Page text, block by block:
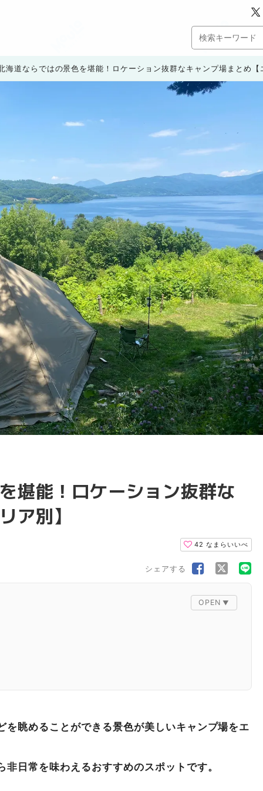
海道ならではの景色を堪能！ロケーション抜群なキャンプ場まとめ【
堪能！ロケーション抜群な
ア別】
42 なまらいいべ
シェアする
リゾート八雲
を眺めることができる景色が美しいキャンプ場をエ
日常を味わえるおすすめのスポットです。